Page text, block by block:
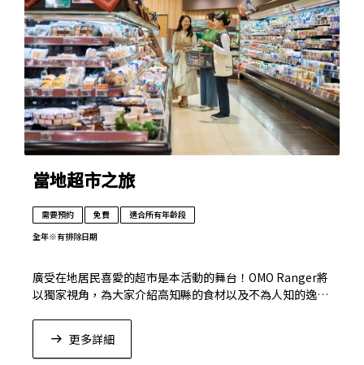
當地超市之旅
需要預約 免費
適合所有年齡段
全年※有排除日期
廣受在地居民喜愛的超市是本活動的舞台！OMO Ranger將
以獨家視角，為大家介紹高知縣的食材以及不為人知的逸
更多詳細